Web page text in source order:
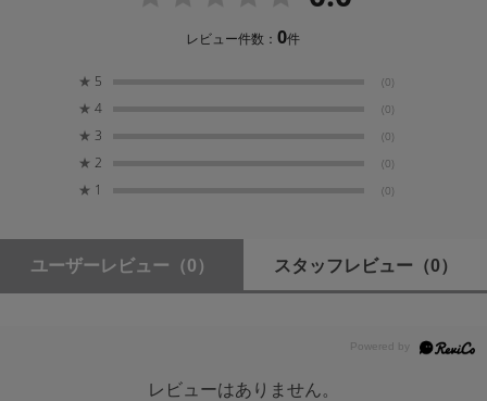
レビュー件数：0件
★ 5 (0)
★ 4 (0)
★ 3 (0)
★ 2 (0)
★ 1 (0)
ユーザーレビュー （0） スタッフレビュー （0）
レビューはありません。